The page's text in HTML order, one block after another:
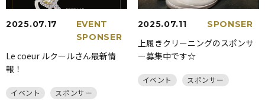
2025.07.17
EVENT
SPONSER
Le coeur ルクールさん最新情
報！
イベント スポンサー
2025.07.11 SPONSER
上履きクリーニングのスポンサ
ー募集中です☆
イベント スポンサー